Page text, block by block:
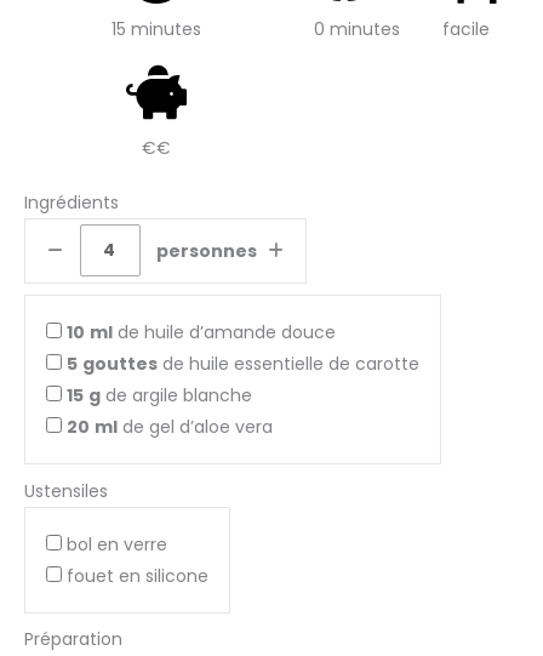
15 minutes 0 minutes facile
€€
Ingrédients
personnes
10 ml de huile d’amande douce
5 gouttes de huile essentielle de carotte
15 g de argile blanche
20 ml de gel d’aloe vera
Ustensiles
bol en verre
fouet en silicone
Préparation